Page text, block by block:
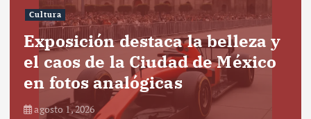
Cultura
Exposición destaca la belleza y
el caos de la Ciudad de México
en fotos analógicas
agosto 1, 2026